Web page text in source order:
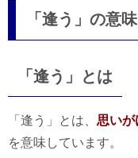
「逢う」の意味
「逢う」とは
「逢う」とは、 思いが
を意味しています。